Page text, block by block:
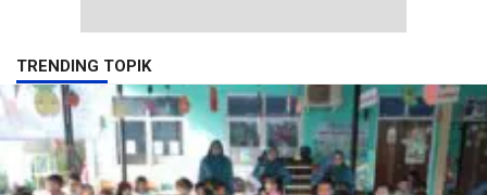
TRENDING TOPIK